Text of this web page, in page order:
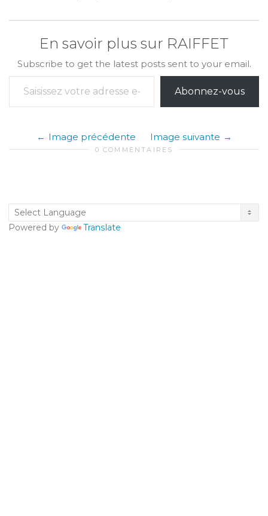
En savoir plus sur RAIFFET
Subscribe to get the latest posts sent to your email.
Saisissez votre adresse e-mail…
Abonnez-vous
Image précédente Image suivante
0 COMMENTAIRES
Powered by Translate